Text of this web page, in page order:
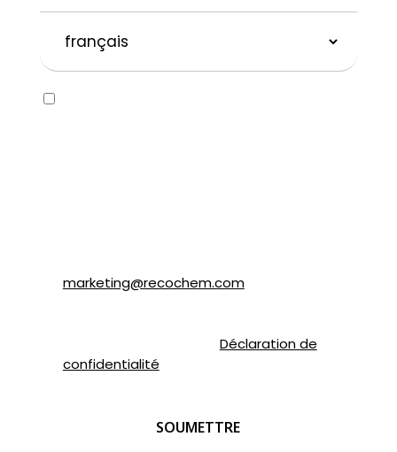
préférée
Consent
marketing@recochem.com.
Déclaration de
confidentialité